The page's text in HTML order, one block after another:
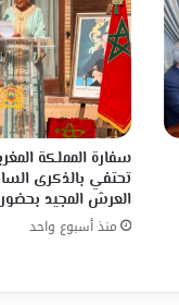
سفارة المملكة
تحتفي بالذكرى
العرش المجيد
منذ أسبوع واحد